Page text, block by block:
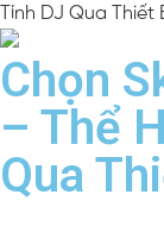
Tính DJ Qua Thiết
Chọn
– Thể
Qua